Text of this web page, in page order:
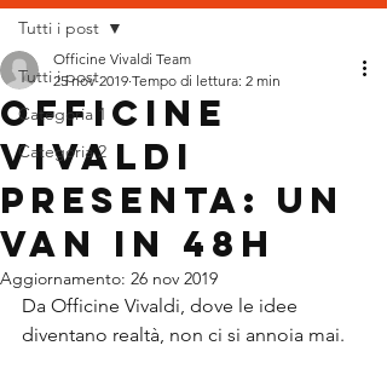
Tutti i post
Categoria 1
Categoria 2
Tutti i post
Officine
Vivaldi
presenta: Un
Van in 48h
Officine Vivaldi Team
25 nov 2019 Tempo di lettura: 2 min
Aggiornamento: 26 nov 2019
Da Officine Vivaldi, dove le idee
diventano realtà, non ci si annoia mai.